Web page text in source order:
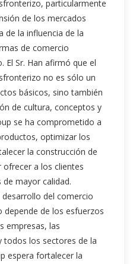
particularmente
de los mercados
de la influencia de la
de comercio
Sr. Han afirmó que el
no es sólo un
básicos, sino también
de cultura, conceptos y
se ha comprometido a
optimizar los
la construcción de
a los clientes
de mayor calidad.
del comercio
de los esfuerzos
empresas, las
todos los sectores de la
espera fortalecer la